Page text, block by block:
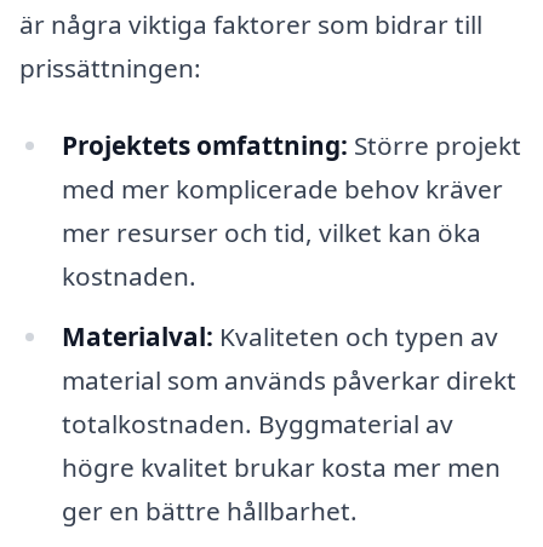
är några viktiga faktorer som bidrar till
prissättningen:
Projektets omfattning: Större projekt
med mer komplicerade behov kräver
mer resurser och tid, vilket kan öka
kostnaden.
Materialval: Kvaliteten och typen av
material som används påverkar direkt
totalkostnaden. Byggmaterial av
högre kvalitet brukar kosta mer men
ger en bättre hållbarhet.